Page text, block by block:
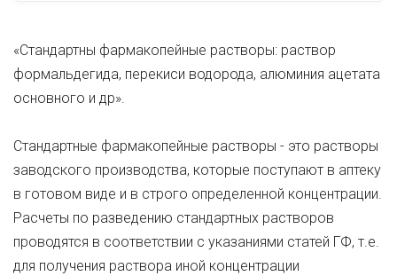
«Стандартны фармакопейные растворы: раствор
формальдегида, перекиси водорода, алюминия ацетата
основного и др».
Стандартные фармакопейные растворы - это растворы
заводского производства, которые поступают в аптеку
в готовом виде и в строго определенной концентрации.
Расчеты по разведению стандартных растворов
проводятся в соответствии с указаниями статей ГФ, т.е.
для получения раствора иной концентрации